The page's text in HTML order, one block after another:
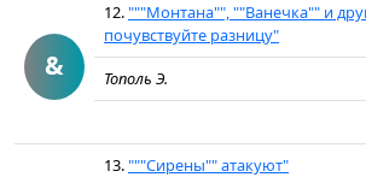
&
12."""Монтана"", ""Ванечка"" и
почувствуйте разницу"
Тополь Э.
13."""Сирены"" атакуют"